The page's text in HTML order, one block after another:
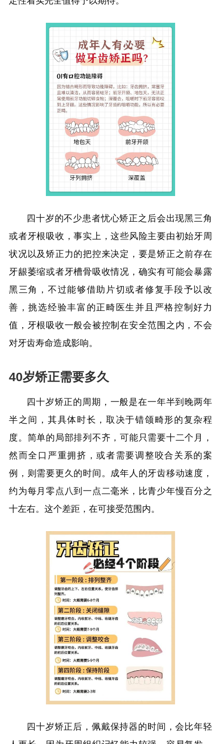
四十岁的不少患者忧心矫正之后会出现黑三角
或者牙根吸收，事实上，这些风险主要由初始牙周
状况以及矫正力的把控来决定，要是矫正之前存在
牙龈萎缩或者牙槽骨吸收情况，确实有可能会暴露
黑三角，不过能够借助片切或者修复手段予以改
善，挑选经验丰富的正畸医生并且严格控制好力
值，牙根吸收一般会被控制在安全范围之内，不会
对牙齿寿命造成影响。
40岁矫正需要多久
四十岁矫正的周期，一般是在一年半到晚两年
半之间，其具体时长，取决于错颌畸形的复杂程
度。简单的局部排列不齐，可能只需要十二个月，
然而全口严重拥挤，或者需要调整咬合关系的案
例，则需要更久的时间。成年人的牙齿移动速度，
约为每月零点八到一点二毫米，比青少年慢百分之
十左右。这个差距，在可接受范围内。
四十岁矫正后，佩戴保持器的时间，会比年轻